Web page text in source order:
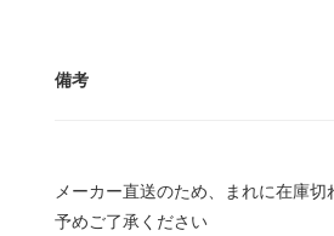
備考
メーカー直送のため、まれに在庫
予めご了承ください